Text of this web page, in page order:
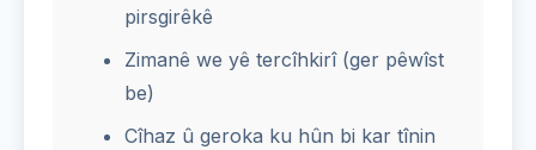
pirsgirêkê
Zimanê we yê tercîhkirî (ger pêwîst
be)
Cîhaz û geroka ku hûn bi kar tînin